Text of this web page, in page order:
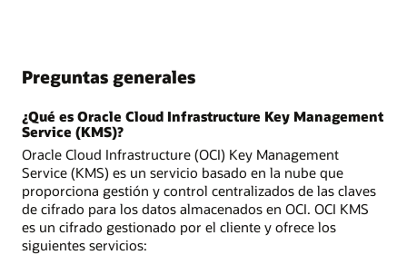
Preguntas generales
¿Qué es Oracle Cloud Infrastructure Key Management
Service (KMS)?
Oracle Cloud Infrastructure (OCI) Key Management
Service (KMS) es un servicio basado en la nube que
proporciona gestión y control centralizados de las claves
de cifrado para los datos almacenados en OCI. OCI KMS
es un cifrado gestionado por el cliente y ofrece los
siguientes servicios: